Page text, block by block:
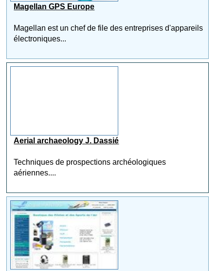
Magellan GPS Europe
Magellan est un chef de file des entreprises d'appareils
électroniques...
Aerial archaeology J. Dassié
Techniques de prospections archéologiques
aériennes....